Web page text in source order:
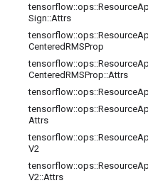
tensorflow::ops::Resource
Sign::Attrs
tensorflow::ops::Resource
CenteredRMSProp
tensorflow::ops::Resource
CenteredRMSProp::Attrs
tensorflow::ops::Resource
tensorflow::ops::Resource
Attrs
tensorflow::ops::Resource
V2
tensorflow::ops::Resource
V2::Attrs